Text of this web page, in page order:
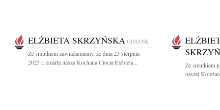
ELŻBIETA SKRZYŃSKA GDAŃSK
Ze smutkiem zawiadamiamy, że dnia 23 sierpnia
2025 r. zmarła nasza Kochana Ciocia Elżbieta...
Ze smutkiem
naszej